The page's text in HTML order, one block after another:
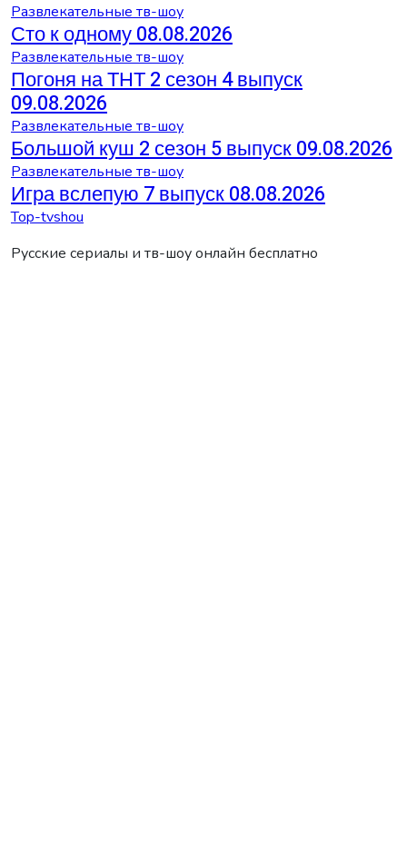
Развлекательные тв-шоу
Сто к одному 08.08.2026
Развлекательные тв-шоу
Погоня на ТНТ 2 сезон 4 выпуск
09.08.2026
Развлекательные тв-шоу
Большой куш 2 сезон 5 выпуск 09.08.2026
Развлекательные тв-шоу
Игра вслепую 7 выпуск 08.08.2026
Top-tvshou
Русские сериалы и тв-шоу онлайн бесплатно